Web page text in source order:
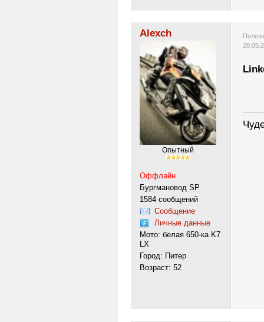
Alexch
Опытный
Оффлайн
Бургмановод SP
1584 сообщений
Сообщение
Личные данные
Мото: белая 650-ка K7
LX
Город: Питер
Возраст: 52